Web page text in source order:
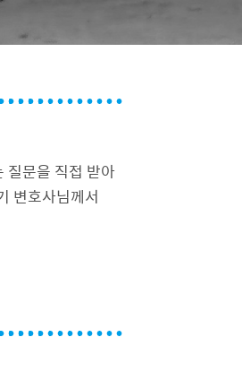
질문을 직접 받아
변호사님께서